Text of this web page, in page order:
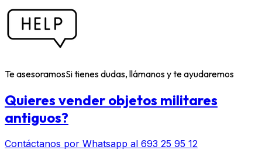
Te asesoramosSi tienes dudas, llámanos y te ayudaremos
Quieres vender objetos militares
antiguos?
Contáctanos por Whatsapp al 693 25 95 12